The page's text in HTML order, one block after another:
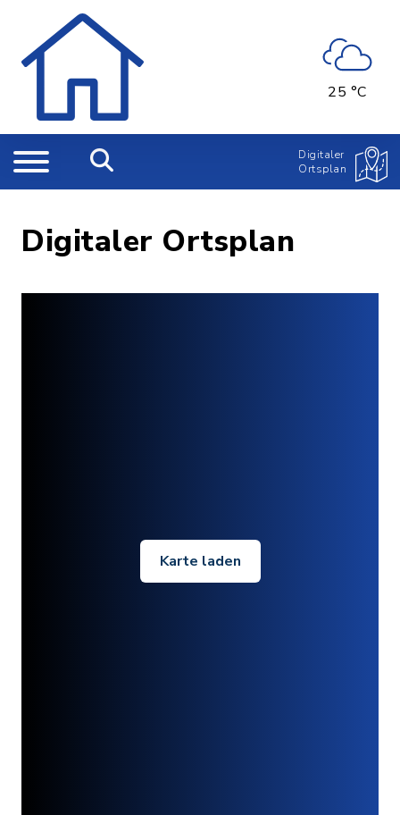
25 °C
Digitaler
Ortsplan
Digitaler Ortsplan
Karte laden